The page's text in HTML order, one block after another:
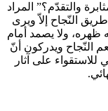
والتقدّم؟” المراد
النّجاح إلاّ ويرى
ظهره، ولا يصمد أمام
النّجاح ويدركون أنّ
على آثار